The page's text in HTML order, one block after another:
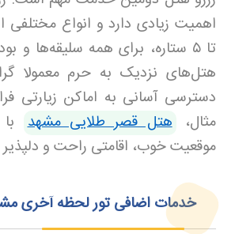
اهمیت زیادی دارد و انواع مختلفی
تا۵ ستاره، برای همه سلیقه‌ها و
هتل‌های نزدیک به حرم معمولا
دسترسی آسانی به اماکن زیارتی
مثال، هتل قصر طلایی مشهد
موقعیت خوب، اقامتی راحت و دلپذیر
خدمات اضافی تور لحظه آخری